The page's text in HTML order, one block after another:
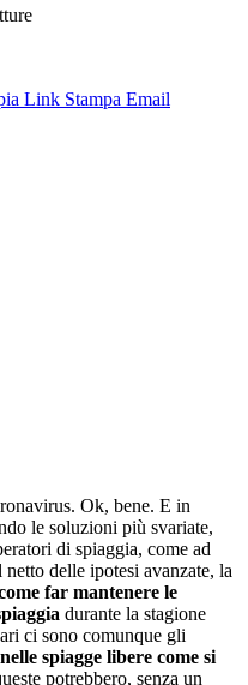
Link Stampa Email
Ok, bene. E in
le soluzioni più svariate,
di spiaggia, come ad
delle ipotesi avanzate, la
far mantenere le
durante la stagione
ci sono comunque gli
nelle spiagge libere come si
potrebbero, senza un